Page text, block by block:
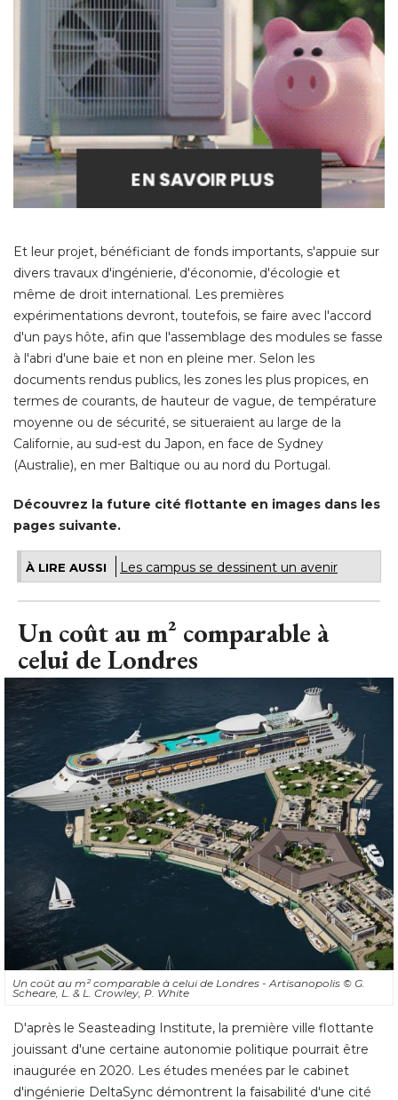
Et leur projet, bénéficiant de fonds importants, s'appuie sur
divers travaux d'ingénierie, d'économie, d'écologie et
même de droit international. Les premières
expérimentations devront, toutefois, se faire avec l'accord
d'un pays hôte, afin que l'assemblage des modules se fasse
à l'abri d'une baie et non en pleine mer. Selon les
documents rendus publics, les zones les plus propices, en
termes de courants, de hauteur de vague, de température
moyenne ou de sécurité, se situeraient au large de la
Californie, au sud-est du Japon, en face de Sydney
(Australie), en mer Baltique ou au nord du Portugal.
Découvrez la future cité flottante en images dans les
pages suivante.
À LIRE AUSSI Les campus se dessinent un avenir
Un coût au m² comparable à
celui de Londres
Un coût au m² comparable à celui de Londres - Artisanopolis © G.
Scheare, L. & L. Crowley, P. White
D'après le Seasteading Institute, la première ville flottante
jouissant d'une certaine autonomie politique pourrait être
inaugurée en 2020. Les études menées par le cabinet
d'ingénierie DeltaSync démontrent la faisabilité d'une cité